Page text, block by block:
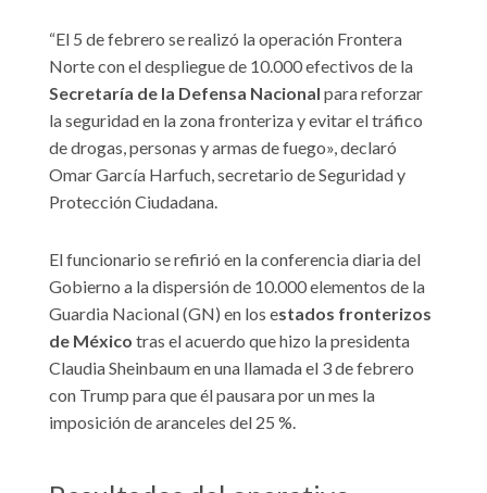
“El 5 de febrero se realizó la operación Frontera
Norte con el despliegue de 10.000 efectivos de la
Secretaría de la Defensa Nacional para reforzar
la seguridad en la zona fronteriza y evitar el tráfico
de drogas, personas y armas de fuego», declaró
Omar García Harfuch, secretario de Seguridad y
Protección Ciudadana.
El funcionario se refirió en la conferencia diaria del
Gobierno a la dispersión de 10.000 elementos de la
Guardia Nacional (GN) en los estados fronterizos
de México tras el acuerdo que hizo la presidenta
Claudia Sheinbaum en una llamada el 3 de febrero
con Trump para que él pausara por un mes la
imposición de aranceles del 25 %.